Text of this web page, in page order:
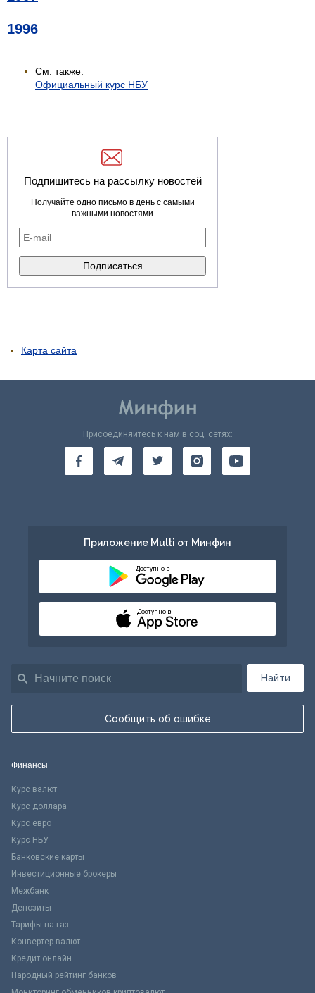
1996
См. также:
Официальный курс НБУ
Подпишитесь на рассылку новостей
Получайте одно письмо в день с самыми
важными новостями
Карта сайта
Найти
Сообщить об ошибке
Присоединяйтесь к нам в соц. сетях:
Приложение Multi от Минфин
Доступно в
Доступно в
Финансы
Курс валют
Курс доллара
Курс евро
Курс НБУ
Банковские карты
Инвестиционные брокеры
Межбанк
Депозиты
Тарифы на газ
Конвертер валют
Кредит онлайн
Народный рейтинг банков